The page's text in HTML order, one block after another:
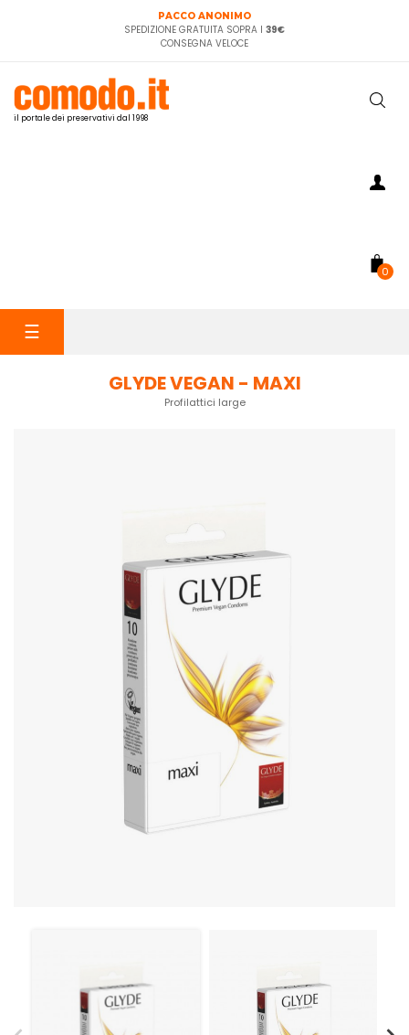
PACCO ANONIMO
SPEDIZIONE GRATUITA SOPRA I 39€
CONSEGNA VELOCE
il portale dei preservativi dal 1998
0
navigazione
☰
GLYDE VEGAN - MAXI
Profilattici large